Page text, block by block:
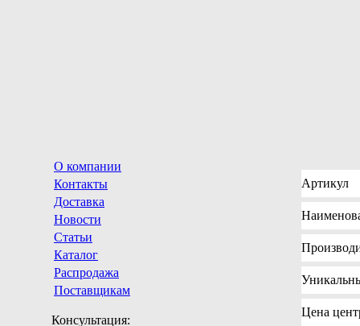
О компании
Контакты
Доставка
Новости
Статьи
Каталог
Распродажа
Поставщикам
Консультация:
Артикул
Цена